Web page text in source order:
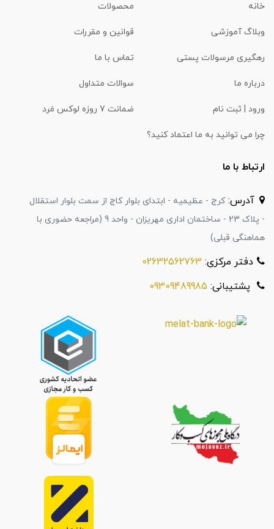
خانه محصولات
وبلاگ آموزشی قوانین و مقررات
رهگیری مرسولات پستی تماس با ما
درباره ما سوالات متداول
ورود | ثبت نام ضمانت 7 روزه لوکس مَرد
چرا می توانید به ما اعتماد کنید؟
ارتباط با ما
آدرس:کرج - عظیمیه - ابتدای بلوار کاج از سمت بلوار استقلال
- پلاک 23 - ساختمان اداری مهریزان - واحد 9 (مراجعه حضوری با
هماهنگی قبلی)
دفتر مرکزی: 02632562763
پشتیبانی: 09309489985